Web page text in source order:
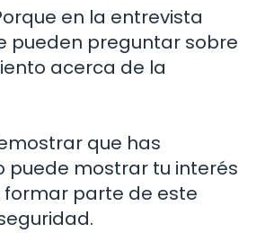
en la entrevista
pueden preguntar sobre
acerca de la
que has
puede mostrar tu interés
formar parte de este